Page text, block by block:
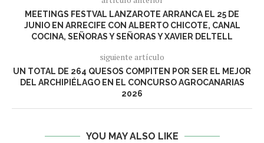
MEETINGS FESTVAL LANZAROTE ARRANCA EL 25 DE
JUNIO EN ARRECIFE CON ALBERTO CHICOTE, CANAL
COCINA, SEÑORAS Y SEÑORAS Y XAVIER DELTELL
siguiente artículo
UN TOTAL DE 264 QUESOS COMPITEN POR SER EL MEJOR
DEL ARCHIPIÉLAGO EN EL CONCURSO AGROCANARIAS
2026
YOU MAY ALSO LIKE